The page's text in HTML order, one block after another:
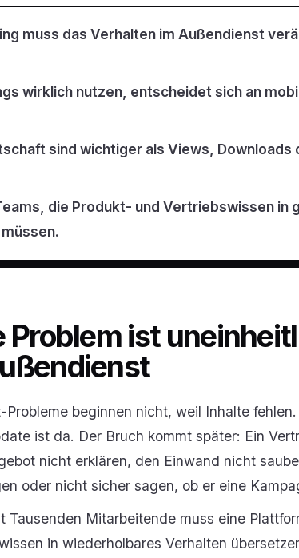
muss das Verhalten im Außendienst
wirklich nutzen, entscheidet sich an
sind wichtiger als Views,
die Produkt- und Vertriebswissen in
Problem ist
Probleme beginnen nicht, weil Inhalte
ist da. Der Bruch kommt später: Ein
nicht erklären, den Einwand nicht
oder nicht sicher sagen, ob er eine
Tausenden Mitarbeitende muss eine
in wiederholbares Verhalten